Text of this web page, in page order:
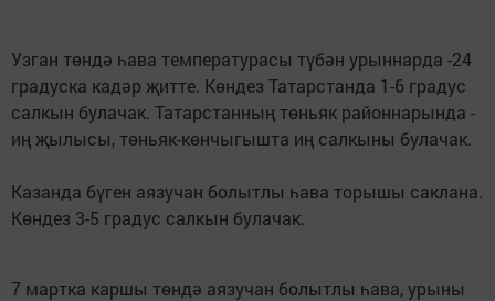
Узган төндә һава температурасы түбән урыннарда -24
градуска кадәр җитте. Көндез Татарстанда 1-6 градус
салкын булачак. Татарстанның төньяк районнарында -
иң җылысы, төньяк-көнчыгышта иң салкыны булачак.
Казанда бүген аязучан болытлы һава торышы саклана.
Көндез 3-5 градус салкын булачак.
7 мартка каршы төндә аязучан болытлы һава, урыны